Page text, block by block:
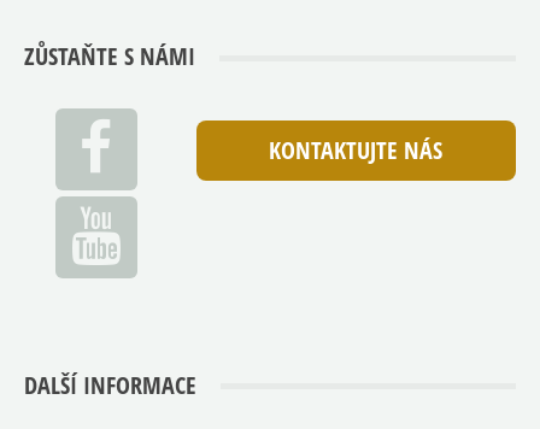
ZŮSTAŇTE S NÁMI
KONTAKTUJTE NÁS
DALŠÍ INFORMACE